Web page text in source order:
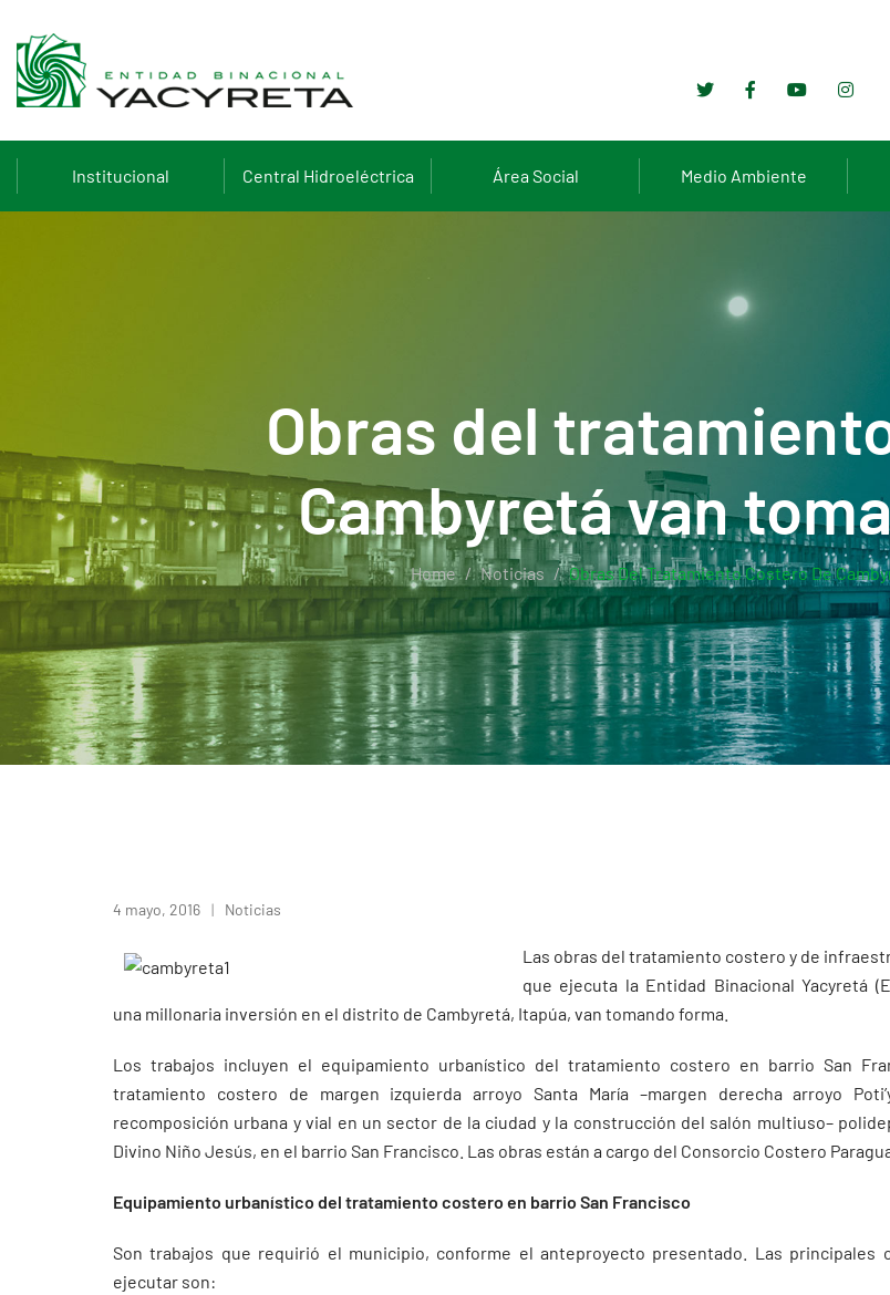
Institucional Central Hidroeléctrica Área Social Medio Ambiente
Obras del
Cambyretá van
Home Noticias Obras Del Tratamiento Costero De
4 mayo, 2016 Noticias
Las obras del tratamiento costero y de
que ejecuta la Entidad Binacional Yacyretá
una millonaria inversión en el distrito de Cambyretá, Itapúa, van tomando forma.
Los trabajos incluyen el equipamiento urbanístico del tratamiento costero en barrio San
tratamiento costero de margen izquierda arroyo Santa María –margen derecha arroyo
recomposición urbana y vial en un sector de la ciudad y la construcción del salón multiuso–
Divino Niño Jesús, en el barrio San Francisco. Las obras están a cargo del Consorcio Costero
Equipamiento urbanístico del tratamiento costero en barrio San Francisco
Son trabajos que requirió el municipio, conforme el anteproyecto presentado. Las principales
ejecutar son: